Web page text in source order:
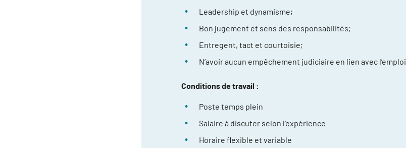
Leadership et dynamisme;
Bon jugement et sens des responsabilités;
Entregent, tact et courtoisie;
N’avoir aucun empêchement judiciaire en lien avec l’emploi.
Conditions de travail :
Poste temps plein
Salaire à discuter selon l’expérience
Horaire flexible et variable